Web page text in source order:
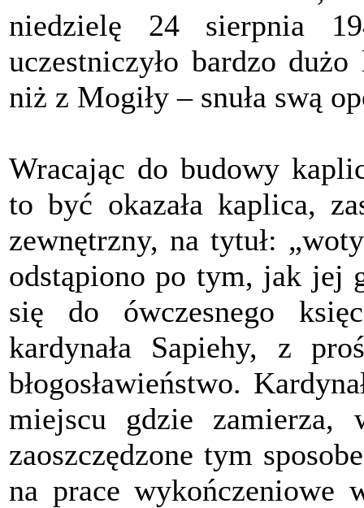
niedzielę 24 sierpnia
uczestniczyło bardzo
niż z Mogiły – snuła swą
Wracając do budowy
to być okazała kaplica,
zewnętrzny, na tytuł:
odstąpiono po tym, jak jej
się do ówczesnego
kardynała Sapiehy, z
błogosławieństwo.
miejscu gdzie zamierza,
zaoszczędzone tym
na prace